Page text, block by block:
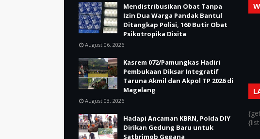
Mendistribusikan Obat Tanpa
Izin Dua Warga Pandak Bantul
Ditangkap Polisi, 160 Butir Obat
Psikotropika Disita
August 06, 2026
Kasrem 072/Pamungkas Hadiri
Pembukaan Diksar Integratif
Taruna Akmil dan Akpol TP 2026 di
Magelang
August 03, 2026
Hadapi Ancaman KBRN, Polda DIY
Dirikan Gedung Baru untuk
Satbrimob Gegana